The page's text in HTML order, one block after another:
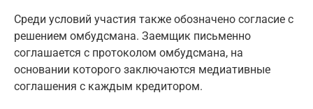
Среди условий участия также обозначено согласие с
решением омбудсмана. Заемщик письменно
соглашается с протоколом омбудсмана, на
основании которого заключаются медиативные
соглашения с каждым кредитором.